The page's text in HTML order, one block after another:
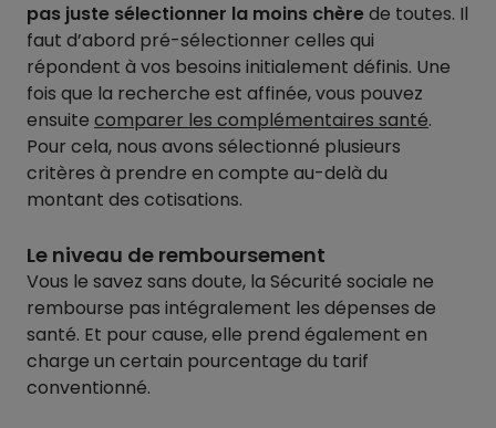
pas juste sélectionner la moins chèrede toutes. Il
faut d’abord pré-sélectionner celles qui
répondent à vos besoins initialement définis. Une
fois que la recherche est affinée, vous pouvez
ensuite comparer les complémentaires santé.
Pour cela, nous avons sélectionné plusieurs
critères à prendre en compte au-delà du
montant des cotisations.
Le niveau de remboursement
Vous le savez sans doute, la Sécurité sociale ne
rembourse pas intégralement les dépenses de
santé. Et pour cause, elle prend également en
charge un certain pourcentage du tarif
conventionné.